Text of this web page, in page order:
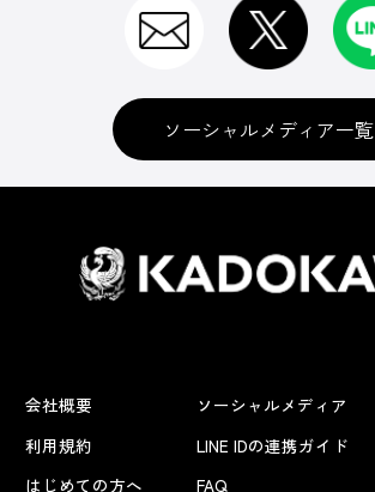
ソーシャルメディア一覧
会社概要
利用規約
はじめての方へ
ソーシャルメディア
LINE IDの連携ガイド
FAQ